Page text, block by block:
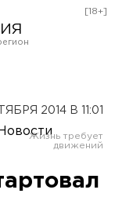
[18+]
2014 В 11:01